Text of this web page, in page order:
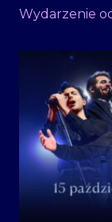
Wydarzenie